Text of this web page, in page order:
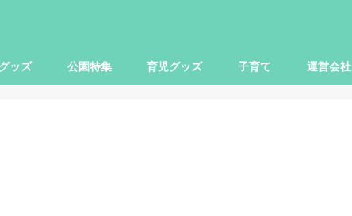
ッズ 公園特集 育児グッズ 子育て 運営会社